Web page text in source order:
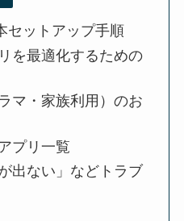
セットアップ手順
を最適化するための
マ・家族利用）のお
プリ一覧
出ない」などトラブ